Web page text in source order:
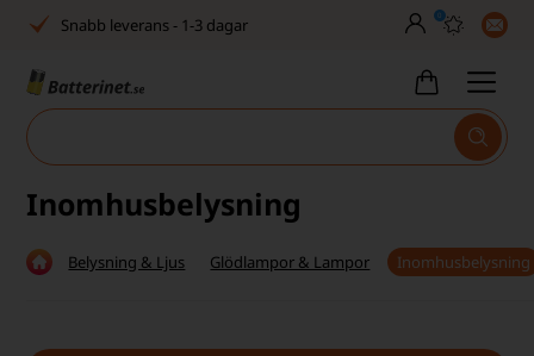
Inga dolda avgifter
Fasta låga priser
Bra Trustscore
Billig leverans från 49,-
Snabb leverans - 1-3 dagar
0
Inomhusbelysning
Belysning & Ljus Glödlampor & Lampor Inomhusbelysning